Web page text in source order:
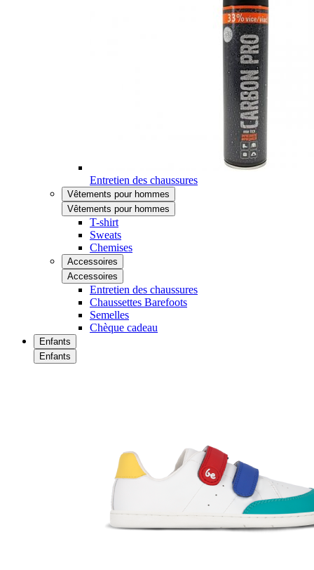
Entretien des chaussures
Vêtements pour hommes
Vêtements pour hommes
T-shirt
Sweats
Chemises
Accessoires
Accessoires
Entretien des chaussures
Chaussettes Barefoots
Semelles
Chèque cadeau
Enfants
Enfants